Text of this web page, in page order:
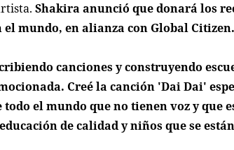
Shakira anunció que donará los
mundo, en alianza con Global Citizen
canciones y construyendo
Creé la canción 'Dai Dai'
el mundo que no tienen voz y que
de calidad y niños que se